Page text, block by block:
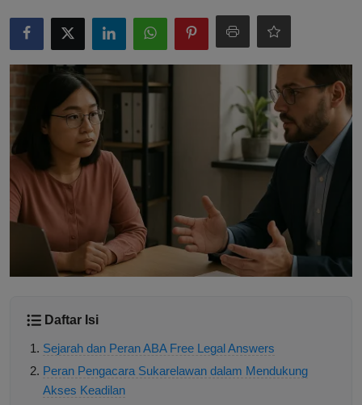
Daftar Isi
Sejarah dan Peran ABA Free Legal Answers
Peran Pengacara Sukarelawan dalam Mendukung
Akses Keadilan